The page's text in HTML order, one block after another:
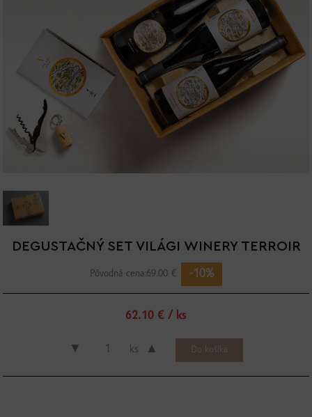
DEGUSTAČNÝ SET VILÁGI WINERY TERROIR
Pôvodná cena:69.00 € -10%
62.10 € / ks
▼ ks ▲